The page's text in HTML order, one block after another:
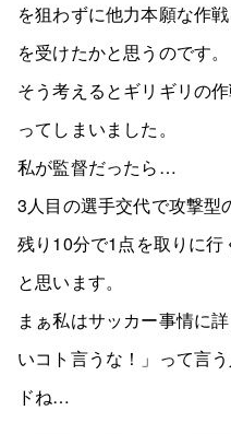
を狙わずに他力本願な作
を受けたかと思うのです。
そう考えるとギリギリの
ってしまいました。
私が監督だったら…
3人目の選手交代で攻撃型
残り10分で1点を取りに
と思います。
まぁ私はサッカー事情に
いコト言うな！」って言
ドね…